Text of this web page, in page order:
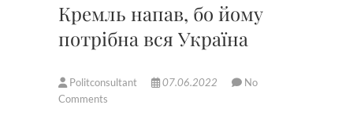
Кремль напав, бо йому
потрібна вся Україна
Politconsultant 07.06.2022
No
Comments